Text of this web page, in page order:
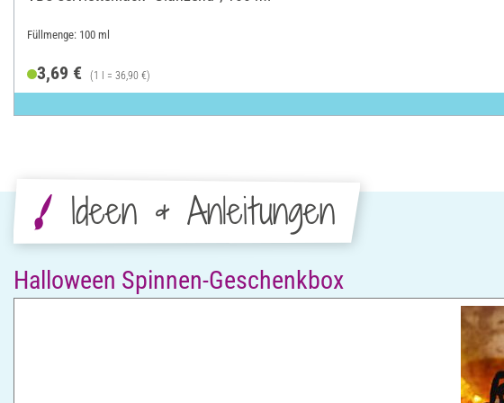
Füllmenge: 100 ml
3,69 € (1 l = 36,90 €)
Ideen & Anleitungen
Halloween Spinnen-Geschenkbox